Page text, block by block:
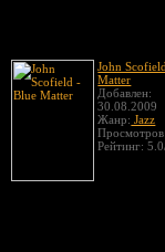
John
Matter
Добавлен:
30.08.2009
Жанр: Jazz
Рейтинг: